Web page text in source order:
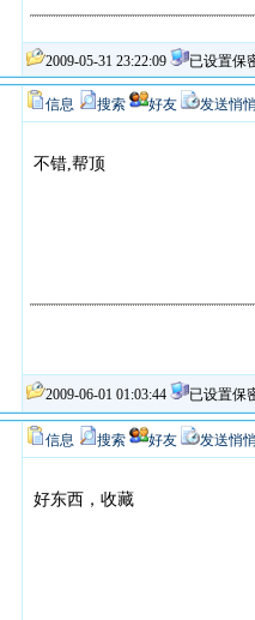
2009-05-31 23:22:09 已设置保
信息 搜索 好友 发送悄
不错,帮顶
2009-06-01 01:03:44 已设置保
信息 搜索 好友 发送悄
好东西，收藏